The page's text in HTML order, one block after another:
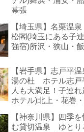
幕張
【埼玉県】名栗温
松閣(埼玉にある子
強宿)所沢・狭山・
【岩手県】志戸平
湯の杜 ホテル志戸
人も大満足！子連れ
ホテル)北上・花巻
【神奈川県】四季を
む貸切温泉 ゆとり